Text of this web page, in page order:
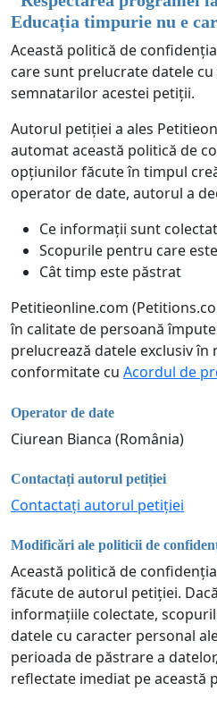
Educația timpurie nu e
Această politică de
care sunt prelucrate datele
semnatarilor acestei petiții.
Autorul petiției a ales
automat această politică de
opțiunilor făcute în timpul
operator de date, autorul a
Ce informații sunt
Scopurile pentru care
Cât timp este păstrat
Petitieonline.com
în calitate de persoană
prelucrează datele exclusiv
conformitate cu Acordul de
Operator de date
Ciurean Bianca (România)
Contactați autorul petiției
Contactați autorul petiției
Modificări ale politicii de
Această politică de
făcute de autorul petiției.
informațiile colectate,
datele cu caracter personal
perioada de păstrare a
reflectate imediat pe această